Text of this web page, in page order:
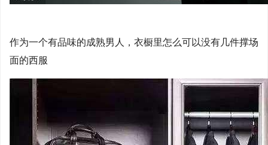
作为一个有品味的成熟男人，衣橱里怎么可以没有几件撑场
面的西服